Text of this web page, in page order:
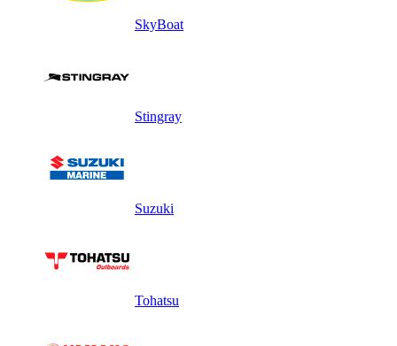
SkyBoat
Stingray
Suzuki
Tohatsu